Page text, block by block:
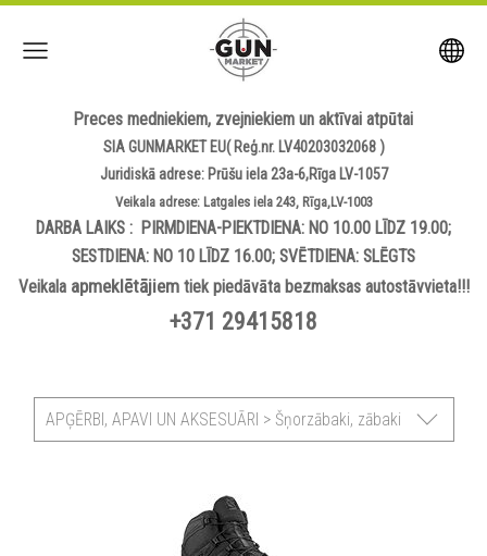
Preces medniekiem, zvejniekiem un aktīvai atpūtai
SIA GUNMARKET EU( Reģ.nr. LV40203032068 )
Juridiskā adrese: Prūšu iela 23a-6,Rīga LV-1057
Veikala adrese: Latgales iela 243, Rīga,LV-1003
DARBA LAIKS : PIRMDIENA-PIEKTDIENA: NO 10.00 LĪDZ 19.00;
SESTDIENA: NO 10 LĪDZ 16.00; SVĒTDIENA: SLĒGTS
Veikala apmeklētājiemtiek piedāvāta bezmaksas autostāvvieta!!!
+371 29415818
APĢĒRBI, APAVI UN AKSESUĀRI > Šņorzābaki, zābaki